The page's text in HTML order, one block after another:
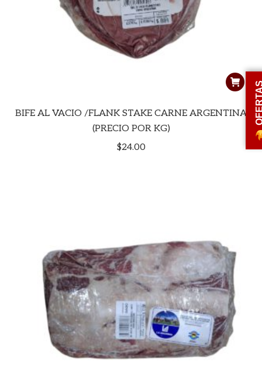
BIFE AL VACIO /FLANK STAKE CARNE ARGENTINA
(PRECIO POR KG)
$24.00